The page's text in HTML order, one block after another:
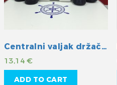
Centralni valjak držač kobilice
13,14€
ADD TO CART